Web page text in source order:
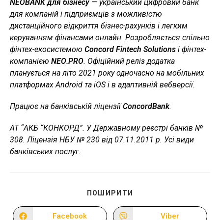
NEOBANK для бізнесу— український цифровий банк
для компаній і підприємців з можливістю
дистанційного відкриття бізнес-рахунків і легким
керуванням фінансами онлайн. Розробляється спільно
фінтех-екосистемою Concord Fintech Solutions і фінтех-
компанією NЕО.РRО. Офіційний реліз додатка
планується на літо 2021 року одночасно на мобільних
платформах Android та iOS і в адаптивній вебверсії.
Працює на банківській ліцензіїConcordBank.
АТ “АКБ “КОНКОРД”. У Державному реєстрі банків №
308. Ліцензія НБУ № 230 від 07.11.2011 р. Усі види
банківських послуг.
ПОШИРИТИ
ВМІСТОМ
Facebook Viber